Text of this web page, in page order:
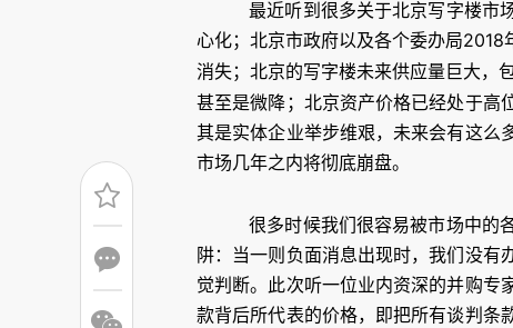
最近听到很多关于北京写字楼市
心化；北京市政府以及各个委办局2018
消失；北京的写字楼未来供应量巨大，
甚至是微降；北京资产价格已经处于高
其是实体企业举步维艰，未来会有这么
市场几年之内将彻底崩盘。
很多时候我们很容易被市场中的
阱：当一则负面消息出现时，我们没有
觉判断。此次听一位业内资深的并购专
款背后所代表的价格，即把所有谈判条